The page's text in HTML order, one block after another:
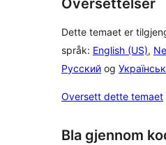
Oversettelser
Dette temaet er
språk: English (US),
Русский og
Oversett dette temaet
Bla gjennom